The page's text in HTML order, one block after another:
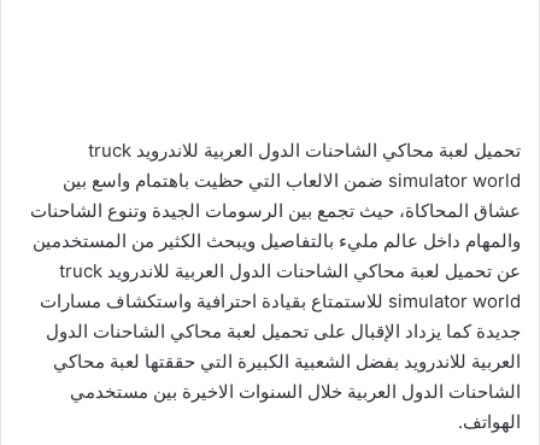
تحميل لعبة محاكي الشاحنات الدول العربية للاندرويد truck
simulator world ضمن الالعاب التي حظيت باهتمام واسع بين
عشاق المحاكاة، حيث تجمع بين الرسومات الجيدة وتنوع الشاحنات
والمهام داخل عالم مليء بالتفاصيل ويبحث الكثير من المستخدمين
عن تحميل لعبة محاكي الشاحنات الدول العربية للاندرويد truck
simulator world للاستمتاع بقيادة احترافية واستكشاف مسارات
جديدة كما يزداد الإقبال على تحميل لعبة محاكي الشاحنات الدول
العربية للاندرويد بفضل الشعبية الكبيرة التي حققتها لعبة محاكي
الشاحنات الدول العربية خلال السنوات الاخيرة بين مستخدمي
الهواتف.